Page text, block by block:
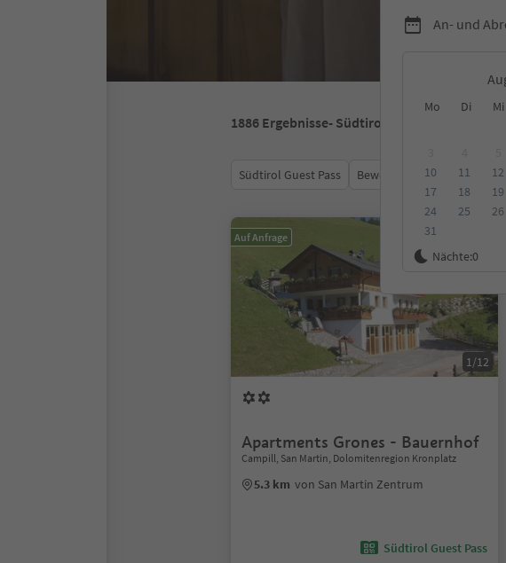
An- und
Mo Di Mi
10
11 12
17
18 19
24
25 26
31
Nächte:0
1886 Ergebnisse- Südtirol
Südtirol Guest Pass Bewertungen Kategorie
Auf Anfrage
1/12
Apartments Grones - Bauernhof
Campill, San Martin, Dolomitenregion Kronplatz
5.3 km von San Martin Zentrum
Südtirol Guest Pass